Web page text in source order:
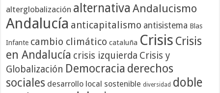
alterglobalización alternativa Andalucismo
Andalucía anticapitalismo antisistema Blas
Infante cambio climático cataluña Crisis Crisis
en Andalucía crisis izquierda Crisis y
Globalización Democracia derechos
sociales desarrollo local sostenible diversidad doble